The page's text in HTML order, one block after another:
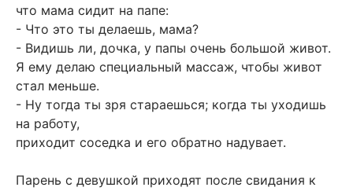
что мама сидит на папе:
- Что это ты делаешь, мама?
- Видишь ли, дочка, у папы очень большой живот.
Я ему делаю специальный массаж, чтобы живот
стал меньше.
- Ну тогда ты зря стараешься; когда ты уходишь
на работу,
приходит соседка и его обратно надувает.
Парень с девушкой приходят после свидания к